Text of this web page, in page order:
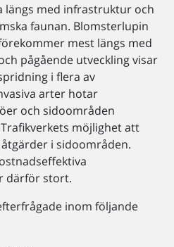
längs med infrastruktur och
faunan. Blomsterlupin
mest längs med
pågående utveckling visar
i flera av
arter hotar
och sidoområden
möjlighet att
i sidoområden.
därför stort.
inom följande